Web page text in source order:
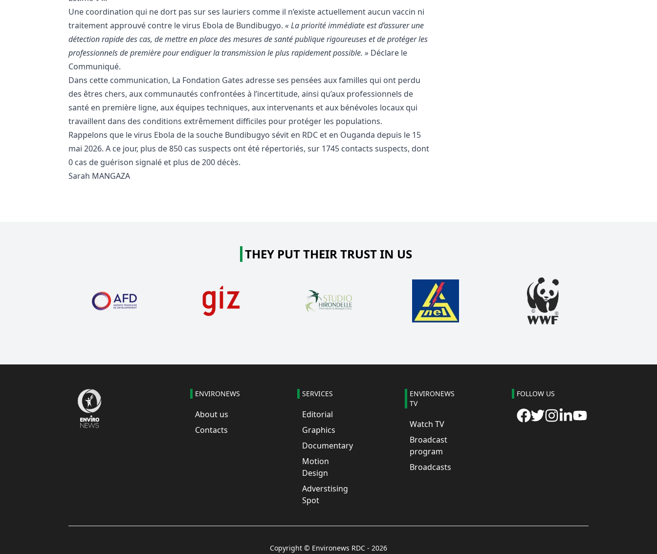
Une coordination qui ne dort pas sur ses lauriers comme il n’existe actuellement aucun vaccin ni
traitement approuvé contre le virus Ebola de Bundibugyo. « La priorité immédiate est d’assurer une
détection rapide des cas, de mettre en place des mesures de santé publique rigoureuses et de protéger les
professionnels de première pour endiguer la transmission le plus rapidement possible. » Déclare le
Communiqué.
Dans cette communication, La Fondation Gates adresse ses pensées aux familles qui ont perdu
des êtres chers, aux communautés confrontées à l’incertitude, ainsi qu’aux professionnels de
santé en première ligne, aux équipes techniques, aux intervenants et aux bénévoles locaux qui
travaillent dans des conditions extrêmement difficiles pour protéger les populations.
Rappelons que le virus Ebola de la souche Bundibugyo sévit en RDC et en Ouganda depuis le 15
mai 2026. A ce jour, plus de 850 cas suspects ont été répertoriés, sur 1745 contacts suspects, dont
0 cas de guérison signalé et plus de 200 décès.
Sarah MANGAZA
THEY PUT THEIR TRUST IN US
ENVIRONEWS
About us
Contacts
SERVICES
Editorial
Graphics
Documentary
Motion
Design
Adverstising
Spot
ENVIRONEWS
TV
Watch TV
Broadcast
program
Broadcasts
FOLLOW US
Copyright © Environews RDC - 2026